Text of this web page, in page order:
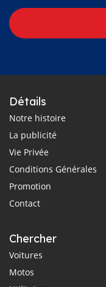
Détails
Notre histoire
La publicité
Vie Privée
Conditions Générales
Promotion
Contact
Chercher
Voitures
Motos